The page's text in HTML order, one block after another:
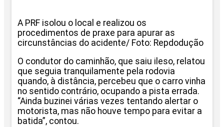
A PRF isolou o local e realizou os
procedimentos de praxe para apurar as
circunstâncias do acidente/ Foto: Repdodução
O condutor do caminhão, que saiu ileso, relatou
que seguia tranquilamente pela rodovia
quando, à distância, percebeu que o carro vinha
no sentido contrário, ocupando a pista errada.
“Ainda buzinei várias vezes tentando alertar o
motorista, mas não houve tempo para evitar a
batida”, contou.